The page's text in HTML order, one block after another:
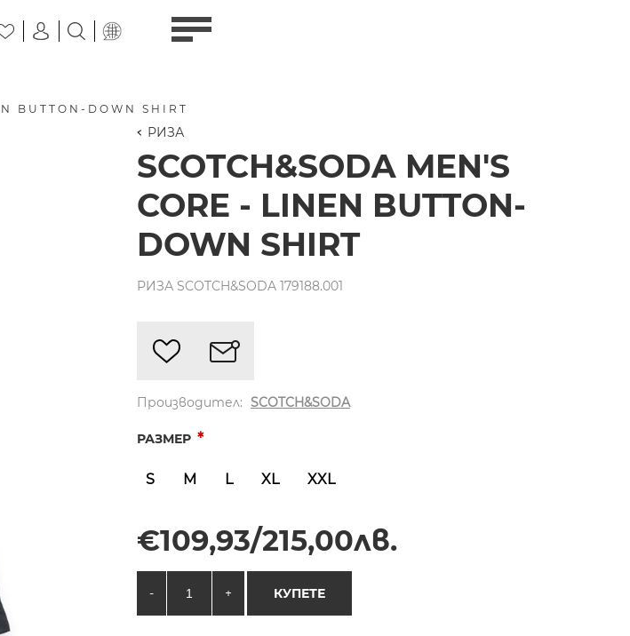
BUTTON-DOWN SHIRT
РИЗА
SCOTCH&SODA MEN'S
CORE - LINEN BUTTON-
DOWN SHIRT
РИЗА SCOTCH&SODA 179188.001
Производител: SCOTCH&SODA
РАЗМЕР *
S M L XL XXL
€109,93/215,00лв.
- + КУПЕТЕ